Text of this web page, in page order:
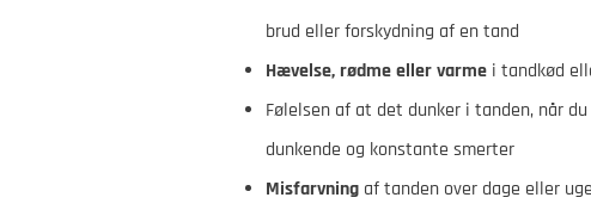
brud eller forskydning af en tand
Hævelse, rødme eller varmei tandkød
Følelsen af at det dunker i tanden, når
dunkende og konstante smerter
Misfarvningaf tanden over dage eller